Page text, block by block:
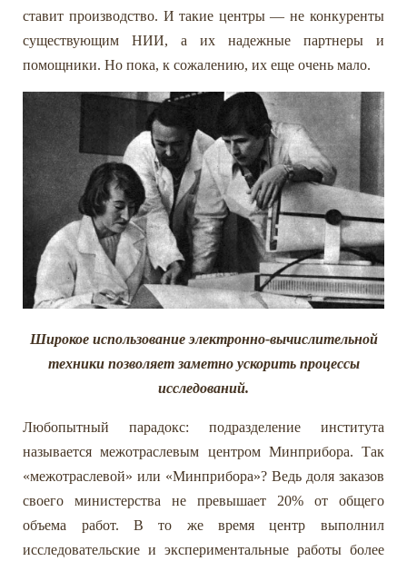
ставит производство. И такие центры — не конкуренты
существующим НИИ, а их надежные партнеры и
помощники. Но пока, к сожалению, их еще очень мало.
Широкое использование электронно-вычислительной
техники позволяет заметно ускорить процессы
исследований.
Любопытный парадокс: подразделение института
называется межотраслевым центром Минприбора. Так
«межотраслевой» или «Минприбора»? Ведь доля заказов
своего министерства не превышает 20% от общего
объема работ. В то же время центр выполнил
исследовательские и экспериментальные работы более